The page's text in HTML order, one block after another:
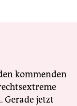
kommenden
Gerade jetzt